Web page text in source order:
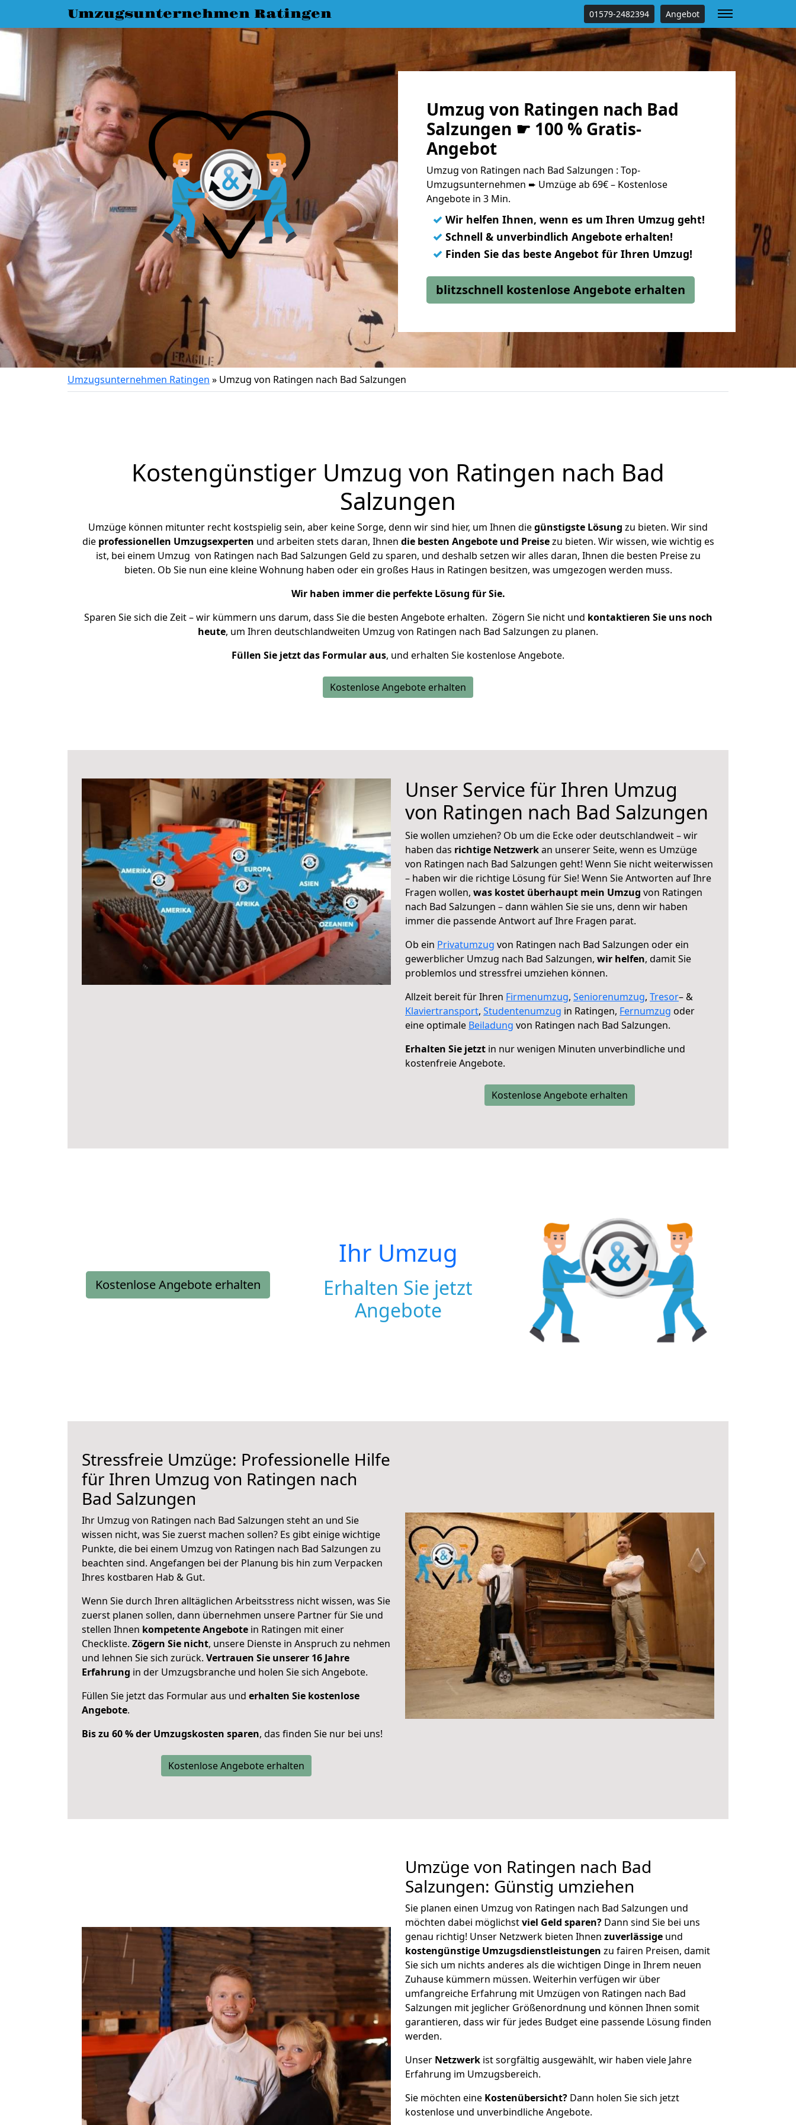
Umzugsunternehmen Ratingen 01579-2482394 Angebot
Umzug von Ratingen nach Bad
Salzungen ☛ 100 % Gratis-
Angebot
Umzug von Ratingen nach Bad Salzungen : Top-
Umzugsunternehmen ➨ Umzüge ab 69€ – Kostenlose
Angebote in 3 Min.
✓ Wir helfen Ihnen, wenn es um Ihren Umzug geht!
✓ Schnell & unverbindlich Angebote erhalten!
✓ Finden Sie das beste Angebot für Ihren Umzug!
blitzschnell kostenlose Angebote erhalten
Umzugsunternehmen Ratingen » Umzug von Ratingen nach Bad Salzungen
Kostengünstiger Umzug von Ratingen nach Bad
Salzungen
Umzüge können mitunter recht kostspielig sein, aber keine Sorge, denn wir sind hier, um Ihnen diegünstigste Lösung zu bieten. Wir sind
die professionellen Umzugsexperten und arbeiten stets daran, Ihnen die besten Angebote und Preisezu bieten. Wir wissen, wie wichtig es
ist, bei einem Umzug von Ratingen nach Bad Salzungen Geld zu sparen, und deshalb setzen wir alles daran, Ihnen die besten Preise zu
bieten. Ob Sie nun eine kleine Wohnung haben oder ein großes Haus in Ratingen besitzen, was umgezogen werden muss.
Wir haben immer die perfekte Lösung für Sie.
Sparen Sie sich die Zeit – wir kümmern uns darum, dass Sie die besten Angebote erhalten. Zögern Sie nicht und kontaktieren Sie uns noch
heute, um Ihren deutschlandweiten Umzug von Ratingen nach Bad Salzungen zu planen.
Füllen Sie jetzt das Formular aus, und erhalten Sie kostenlose Angebote.
Kostenlose Angebote erhalten
Unser Service für Ihren Umzug
von Ratingen nach Bad Salzungen
Sie wollen umziehen? Ob um die Ecke oder deutschlandweit – wir
haben das richtige Netzwerkan unserer Seite, wenn es Umzüge
von Ratingen nach Bad Salzungen geht! Wenn Sie nicht weiterwissen
– haben wir die richtige Lösung für Sie! Wenn Sie Antworten auf Ihre
Fragen wollen, was kostet überhaupt mein Umzug von Ratingen
nach Bad Salzungen – dann wählen Sie sie uns, denn wir haben
immer die passende Antwort auf Ihre Fragen parat.
Ob ein Privatumzug von Ratingen nach Bad Salzungen oder ein
gewerblicher Umzug nach Bad Salzungen, wir helfen, damit Sie
problemlos und stressfrei umziehen können.
Allzeit bereit für Ihren Firmenumzug, Seniorenumzug, Tresor– &
Klaviertransport, Studentenumzug in Ratingen, Fernumzug oder
eine optimale Beiladung von Ratingen nach Bad Salzungen.
Erhalten Sie jetzt in nur wenigen Minuten unverbindliche und
kostenfreie Angebote.
Kostenlose Angebote erhalten
Kostenlose Angebote erhalten
Ihr Umzug
Erhalten Sie jetzt
Angebote
Stressfreie Umzüge: Professionelle Hilfe
für Ihren Umzug von Ratingen nach
Bad Salzungen
Ihr Umzug von Ratingen nach Bad Salzungen steht an und Sie
wissen nicht, was Sie zuerst machen sollen? Es gibt einige wichtige
Punkte, die bei einem Umzug von Ratingen nach Bad Salzungen zu
beachten sind. Angefangen bei der Planung bis hin zum Verpacken
Ihres kostbaren Hab & Gut.
Wenn Sie durch Ihren alltäglichen Arbeitsstress nicht wissen, was Sie
zuerst planen sollen, dann übernehmen unsere Partner für Sie und
stellen Ihnen kompetente Angebote in Ratingen mit einer
Checkliste. Zögern Sie nicht, unsere Dienste in Anspruch zu nehmen
und lehnen Sie sich zurück. Vertrauen Sie unserer 16 Jahre
Erfahrung in der Umzugsbranche und holen Sie sich Angebote.
Füllen Sie jetzt das Formular aus und erhalten Sie kostenlose
Angebote.
Bis zu 60 % der Umzugskosten sparen, das finden Sie nur bei uns!
Kostenlose Angebote erhalten
Umzüge von Ratingen nach Bad
Salzungen: Günstig umziehen
Sie planen einen Umzug von Ratingen nach Bad Salzungen und
möchten dabei möglichstviel Geld sparen? Dann sind Sie bei uns
genau richtig! Unser Netzwerk bieten Ihnen zuverlässige und
kostengünstige Umzugsdienstleistungen zu fairen Preisen, damit
Sie sich um nichts anderes als die wichtigen Dinge in Ihrem neuen
Zuhause kümmern müssen. Weiterhin verfügen wir über
umfangreiche Erfahrung mit Umzügen von Ratingen nach Bad
Salzungen mit jeglicher Größenordnung und können Ihnen somit
garantieren, dass wir für jedes Budget eine passende Lösung finden
werden.
Unser Netzwerk ist sorgfältig ausgewählt, wir haben viele Jahre
Erfahrung im Umzugsbereich.
Sie möchten eine Kostenübersicht? Dann holen Sie sich jetzt
kostenlose und unverbindliche Angebote.